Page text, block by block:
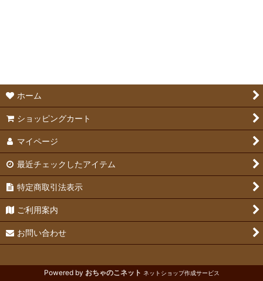
ライオンヘッド
ジャージーウーリー
ドワーフホト
チンチラ
ホーム
ショッピングカート
マイページ
最近チェックしたアイテム
特定商取引法表示
ご利用案内
お問い合わせ
Powered by おちゃのこネット ネットショップ作成サービス